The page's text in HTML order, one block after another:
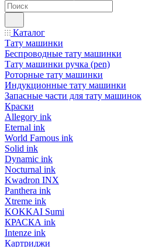
Каталог
Тату машинки
Беспроводные тату машинки
Тату машинки ручка (pen)
Роторные тату машинки
Индукционные тату машинки
Запасные части для тату машинок
Краски
Allegory ink
Eternal ink
World Famous ink
Solid ink
Dynamic ink
Nocturnal ink
Kwadron INX
Panthera ink
Xtreme ink
KOKKAI Sumi
КРАСКА ink
Intenze ink
Картриджи